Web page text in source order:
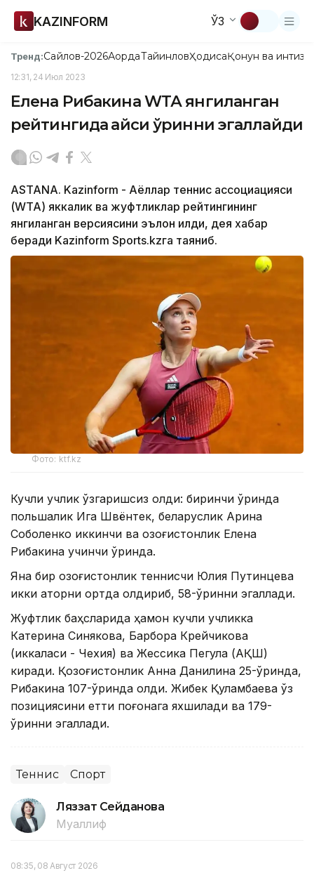
KAZINFORM ЎЗ
Тренд:Сайлов-2026АқордаТайинловҲодисаҚонун ва
12:31, 24 Июл 2023
Елена Рибакина WТА янгиланган
рейтингида қайси ўринни эгаллайди
ASTANA. Kazinform - Аёллар теннис ассоциацияси
(WТА) яккалик ва жуфтликлар рейтингининг
янгиланган версиясини эълон қилди, дея хабар
беради Kazinform Sports.kzга таяниб.
Фото: ktf.kz
Кучли учлик ўзгаришсиз қолди: биринчи ўринда
польшалик Ига Швёнтек, беларуслик Арина
Соболенко иккинчи ва қозоғистонлик Елена
Рибакина учинчи ўринда.
Яна бир қозоғистонлик теннисчи Юлия Путинцева
икки қаторни ортда қолдириб, 58-ўринни эгаллади.
Жуфтлик баҳсларида ҳамон кучли учликка
Катерина Синякова, Барбора Крейчикова
(иккаласи - Чехия) ва Жессика Пегула (АҚШ)
киради. Қозоғистонлик Анна Данилина 25-ўринда,
Рибакина 107-ўринда қолди. Жибек Қуламбаева ўз
позициясини етти поғонага яхшилади ва 179-
ўринни эгаллади.
Теннис Спорт
Ляззат Сейданова
Муаллиф
08:35, 08 Август 2026